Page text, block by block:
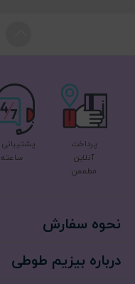
پرداخت
آنلاین
مطمعن
ساعته
نحوه سفارش
درباره بیزیم طوطی